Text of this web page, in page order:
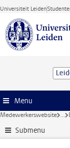
Ga direct naar de
Universiteit Leiden
Menu
Medewerkerswebsite ...
Submenu